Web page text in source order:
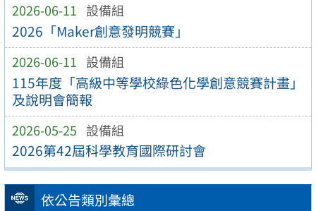
2026-06-11 設備組
2026「Maker創意發明競賽」
2026-06-11 設備組
115年度「高級中等學校綠色化學創意競賽計畫」
及說明會簡報
2026-05-25 設備組
2026第42屆科學教育國際研討會
依公告類別彙總